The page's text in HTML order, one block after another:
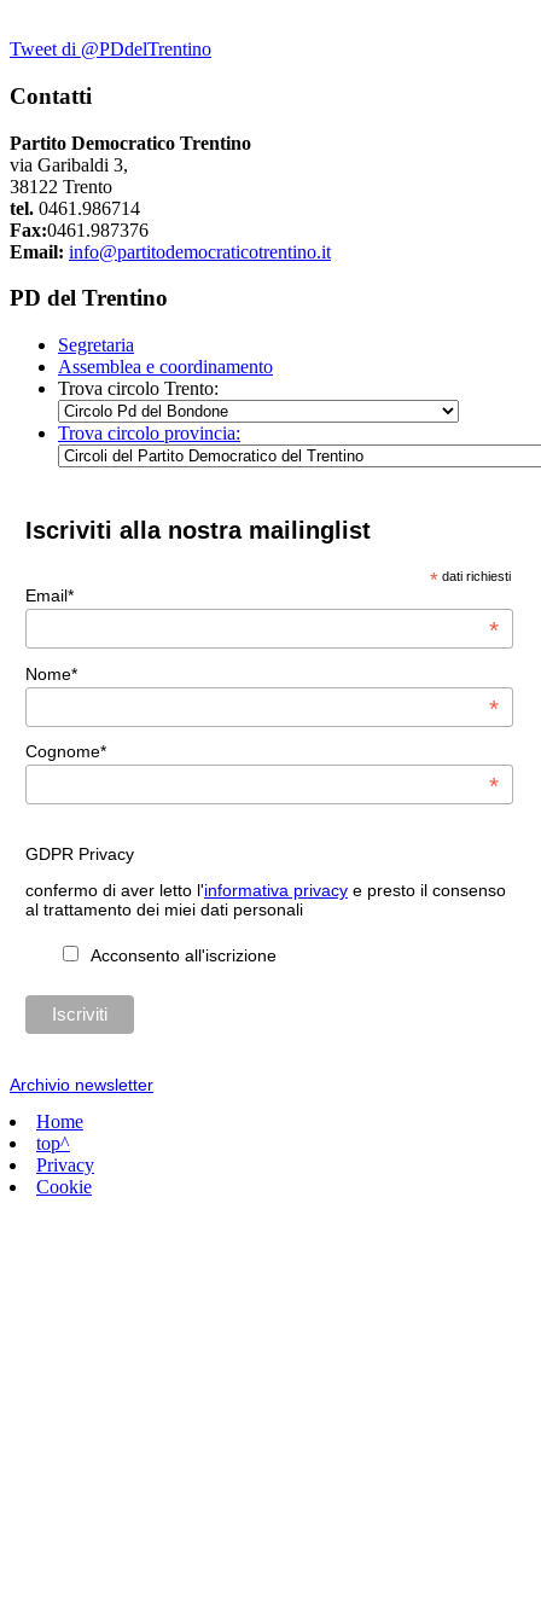
Tweet di @PDdelTrentino
Contatti
Partito Democratico Trentino
via Garibaldi 3,
38122 Trento
tel. 0461.986714
Fax:0461.987376
Email: info@partitodemocraticotrentino.it
PD del Trentino
Segretaria
Assemblea e coordinamento
Trova circolo Trento:
Trova circolo provincia:
Iscriviti alla nostra mailinglist
* dati richiesti
Email*
*
Nome*
*
Cognome*
*
GDPR Privacy
confermo di aver letto l'informativa privacye presto il consenso
al trattamento dei miei dati personali
Acconsento all'iscrizione
Archivio newsletter
Home
top^
Privacy
Cookie